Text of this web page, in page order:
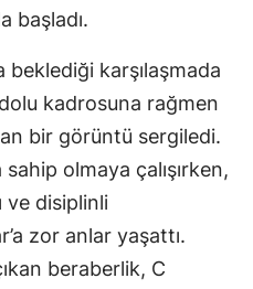
başladı.
karşılaşmada
kadrosuna rağmen
bir görüntü sergiledi.
olmaya çalışırken,
ve disiplinli
zor anlar yaşattı.
beraberlik, C